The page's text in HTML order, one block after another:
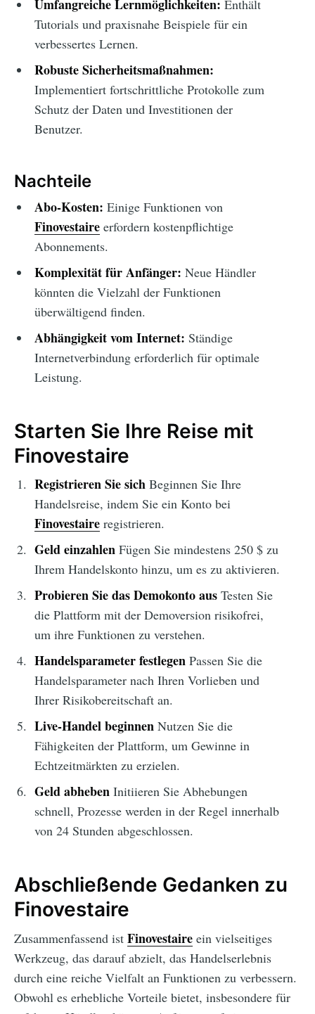
Umfangreiche Lernmöglichkeiten: Enthält
Tutorials und praxisnahe Beispiele für ein
verbessertes Lernen.
Robuste Sicherheitsmaßnahmen:
Implementiert fortschrittliche Protokolle zum
Schutz der Daten und Investitionen der
Benutzer.
Nachteile
Abo-Kosten: Einige Funktionen von
Finovestaireerfordern kostenpflichtige
Abonnements.
Komplexität für Anfänger: Neue Händler
könnten die Vielzahl der Funktionen
überwältigend finden.
Abhängigkeit vom Internet: Ständige
Internetverbindung erforderlich für optimale
Leistung.
Starten Sie Ihre Reise mit
Finovestaire
Registrieren Sie sichBeginnen Sie Ihre
Handelsreise, indem Sie ein Konto bei
Finovestaireregistrieren.
Geld einzahlenFügen Sie mindestens 250 $ zu
Ihrem Handelskonto hinzu, um es zu aktivieren.
Probieren Sie das Demokonto ausTesten Sie
die Plattform mit der Demoversion risikofrei,
um ihre Funktionen zu verstehen.
Handelsparameter festlegenPassen Sie die
Handelsparameter nach Ihren Vorlieben und
Ihrer Risikobereitschaft an.
Live-Handel beginnenNutzen Sie die
Fähigkeiten der Plattform, um Gewinne in
Echtzeitmärkten zu erzielen.
Geld abhebenInitiieren Sie Abhebungen
schnell, Prozesse werden in der Regel innerhalb
von 24 Stunden abgeschlossen.
Abschließende Gedanken zu
Finovestaire
Zusammenfassend ist Finovestaire ein vielseitiges
Werkzeug, das darauf abzielt, das Handelserlebnis
durch eine reiche Vielfalt an Funktionen zu verbessern.
Obwohl es erhebliche Vorteile bietet, insbesondere für